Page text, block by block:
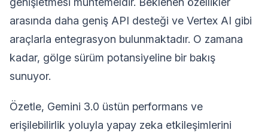
arasında daha geniş API desteği ve Vertex AI gibi
araçlarla entegrasyon bulunmaktadır. O zamana
kadar, gölge sürüm potansiyeline bir bakış
sunuyor.
Özetle, Gemini 3.0 üstün performans ve
erişilebilirlik yoluyla yapay zeka etkileşimlerini